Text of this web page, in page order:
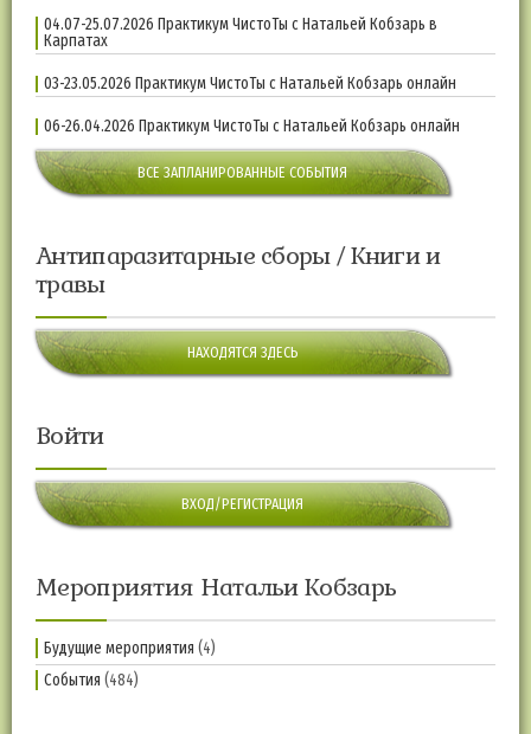
04.07-25.07.2026 Практикум ЧистоТы с Натальей Кобзарь в
Карпатах
03-23.05.2026 Практикум ЧистоТы с Натальей Кобзарь онлайн
06-26.04.2026 Практикум ЧистоТы с Натальей Кобзарь онлайн
ВСЕ ЗАПЛАНИРОВАННЫЕ СОБЫТИЯ
Антипаразитарные сборы / Книги и
травы
НАХОДЯТСЯ ЗДЕСЬ
Войти
ВХОД/РЕГИСТРАЦИЯ
Мероприятия Натальи Кобзарь
Будущие мероприятия (4)
События (484)